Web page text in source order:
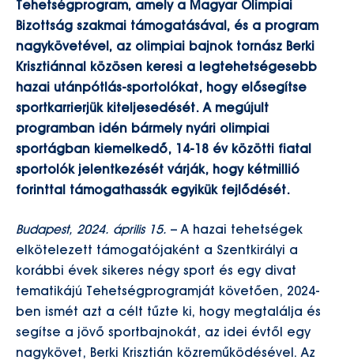
Tehetségprogram, amely a Magyar Olimpiai
Bizottság szakmai támogatásával, és a
program
nagykövetével, az olimpiai bajnok tornász Berki
Krisztiánnal közösen keresi a legtehetségesebb
hazai utánpótlás-sportolókat, hogy elősegítse
sportkarrierjük kiteljesedését. A megújult
programban idén bármely nyári olimpiai
sportágban kiemelkedő, 14-18 év közötti fiatal
sportolók jelentkezését várják, hogy kétmillió
forinttal támogathassák egyikük fejlődését.
Budapest, 2024. április 15. – A hazai tehetségek
elkötelezett támogatójaként a Szentkirályi a
korábbi évek sikeres négy sport és egy divat
tematikájú Tehetségprogramját követően, 2024-
ben ismét azt a célt tűzte ki, hogy megtalálja és
segítse a jövő sportbajnokát, az idei évtől egy
nagykövet, Berki Krisztián közreműködésével. Az